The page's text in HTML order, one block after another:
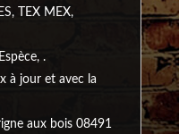
TEX MEX,
.
à jour et avec la
aux bois 08491